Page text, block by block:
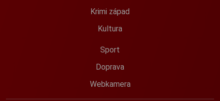
Krimi západ
Kultura
Sport
Doprava
Webkamera